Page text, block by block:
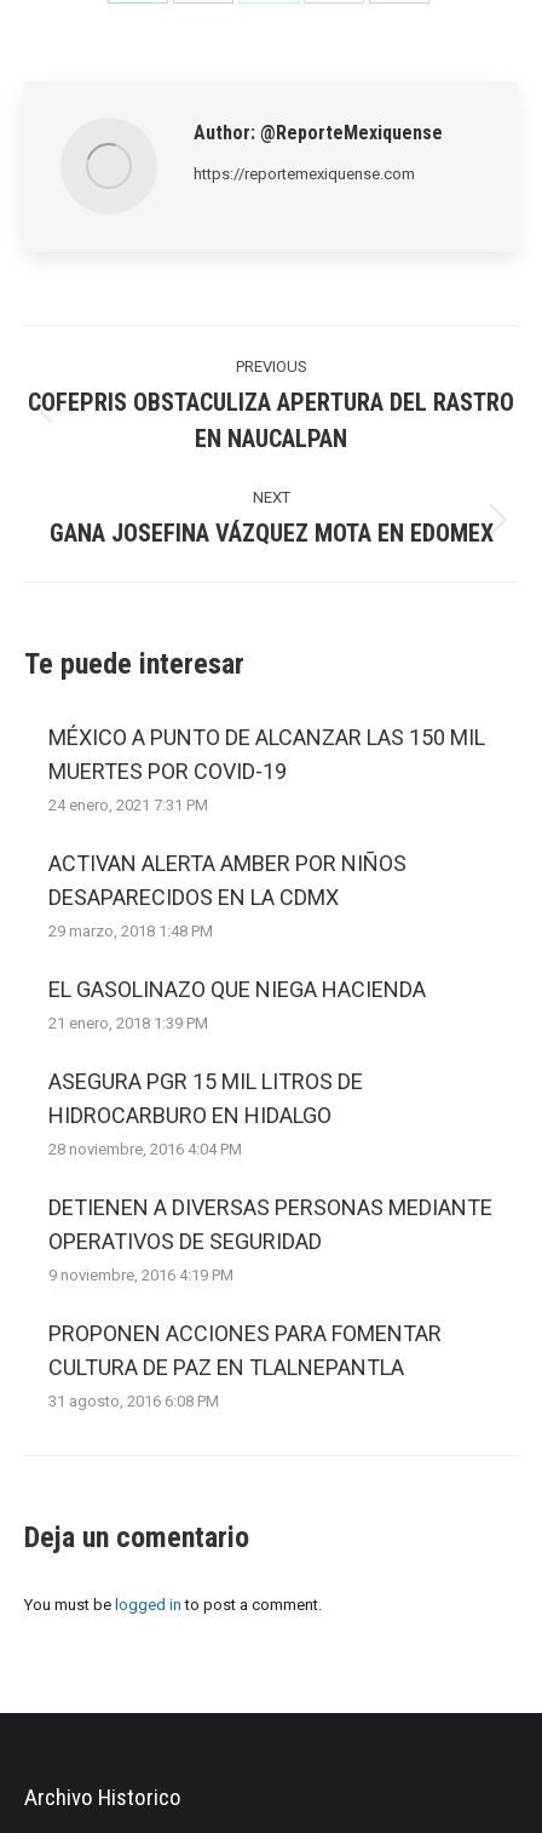
Author: @ReporteMexiquense
https://reportemexiquense.com
PREVIOUS
post:
COFEPRIS OBSTACULIZA APERTURA DEL RASTRO
EN NAUCALPAN
NEXT
Next
GANA JOSEFINA VÁZQUEZ MOTA EN EDOMEX
Te puede interesar
MÉXICO A PUNTO DE ALCANZAR LAS 150 MIL
MUERTES POR COVID-19
24 enero, 2021 7:31 PM
ACTIVAN ALERTA AMBER POR NIÑOS
DESAPARECIDOS EN LA CDMX
29 marzo, 2018 1:48 PM
EL GASOLINAZO QUE NIEGA HACIENDA
21 enero, 2018 1:39 PM
ASEGURA PGR 15 MIL LITROS DE
HIDROCARBURO EN HIDALGO
28 noviembre, 2016 4:04 PM
DETIENEN A DIVERSAS PERSONAS MEDIANTE
OPERATIVOS DE SEGURIDAD
9 noviembre, 2016 4:19 PM
PROPONEN ACCIONES PARA FOMENTAR
CULTURA DE PAZ EN TLALNEPANTLA
31 agosto, 2016 6:08 PM
Deja un comentario
You must be logged in to post a comment.
Archivo Historico